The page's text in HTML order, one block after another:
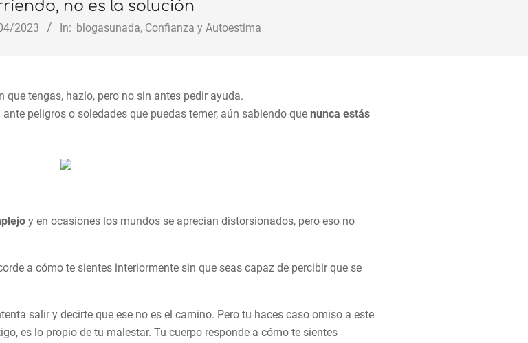
Menu
no es la solución
2023 In: blogasunada, Confianza y Autoestima
tengas, hazlo, pero no sin antes pedir ayuda.
peligros o soledades que puedas temer, aún sabiendo que nunca estás
y en ocasiones los mundos se aprecian distorsionados, pero eso no
a cómo te sientes interiormente sin que seas capaz de percibir que se
salir y decirte que ese no es el camino. Pero tu haces caso omiso a este
es lo propio de tu malestar. Tu cuerpo responde a cómo te sientes